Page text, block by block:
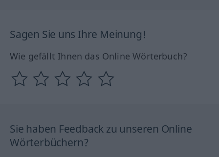
Sagen Sie uns Ihre Meinung!
Wie gefällt Ihnen das Online Wörterbuch?
Sie haben Feedback zu unseren Online
Wörterbüchern?